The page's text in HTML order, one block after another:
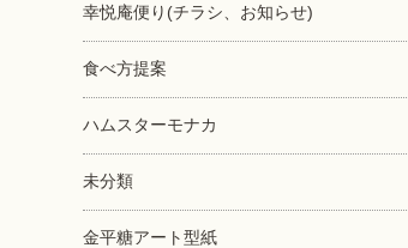
幸悦庵便り(チラシ、お知らせ)
食べ方提案
ハムスターモナカ
未分類
金平糖アート型紙